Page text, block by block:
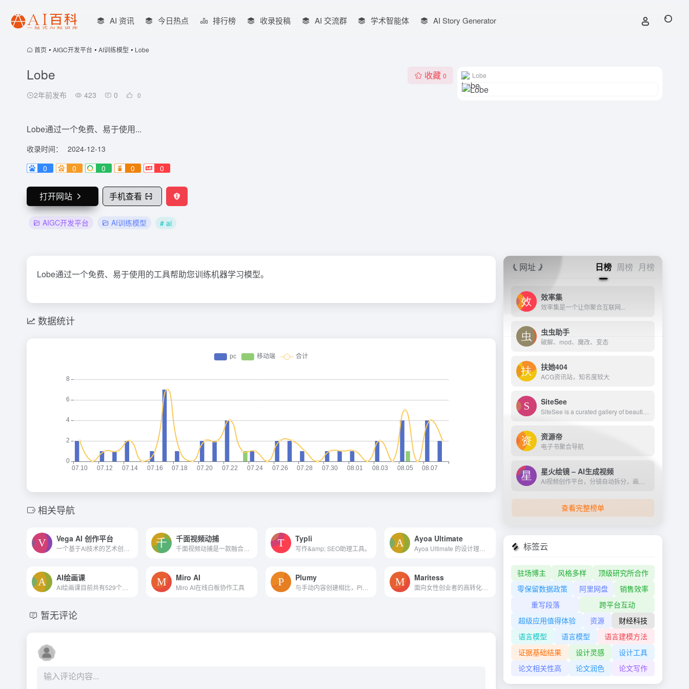
AI 资讯 今日热点 排行榜 收录投稿 AI 交流群 学术智能体 AI Story Generator
首页 • AIGC开发平台 • AI训练模型 • Lobe
Lobe
2年前发布 423 0 0
收藏 0
Lobe通过一个免费、易于使用...
收录时间：
2024-12-13
0
0 0 0 0
打开网站 手机查看
AIGC开发平台 AI训练模型 # ai
Lobe
Lobe通过一个免费、易于使用的工具帮助您训练机器学习模型。
数据统计
相关导航
Vega AI 创作平台 千面视频动捕
千面视频动捕是一款融合先进人工智能技术的视频动捕解决方案，专注于将视频中的人体关节二维信息高效转化为三维模型动作数据。此产品简化了传统动画制作中人物动作的创建流程，显...
Typli
写作&amp; SEO助理工具。
Ayoa Ultimate
AI绘画课 Miro AI
Miro AI在线白板协作工具
Plumy Maritess
暂无评论
网址 日榜 周榜 月榜
效率集
效率集是一个让你聚合互联网...
虫虫助手
破解、mod、魔改、变态
扶她404
ACG资讯站，知名度较大
SiteSee
资源帝
电子书聚合导航
星火绘镜 – AI生成视频
查看完整榜单
标签云
驻场博主 风格多样
顶级研究所合作
零保留数据政策
阿里网盘
销售效率
重写段落
跨平台互动
超级应用值得体验
资源
财经科技
语言模型
语言模型
语言建模方法
证据基础结果
设计灵感
设计工具
论文相关性高
论文润色 论文写作